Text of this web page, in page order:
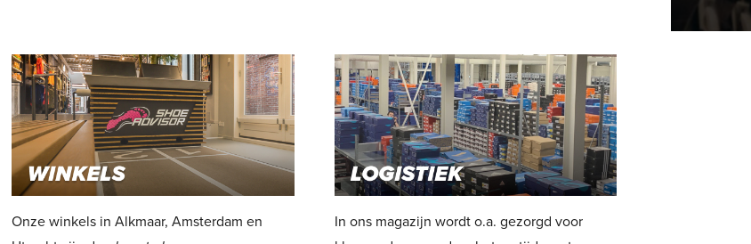
Onze winkels in Alkmaar, Amsterdam en
In ons magazijn wordt o.a. gezorgd voor